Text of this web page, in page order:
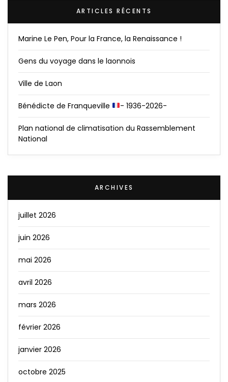
ARTICLES RÉCENTS
Marine Le Pen, Pour la France, la Renaissance !
Gens du voyage dans le laonnois
Ville de Laon
Bénédicte de Franqueville - 1936-2026-
Plan national de climatisation du Rassemblement
National
ARCHIVES
juillet 2026
juin 2026
mai 2026
avril 2026
mars 2026
février 2026
janvier 2026
octobre 2025